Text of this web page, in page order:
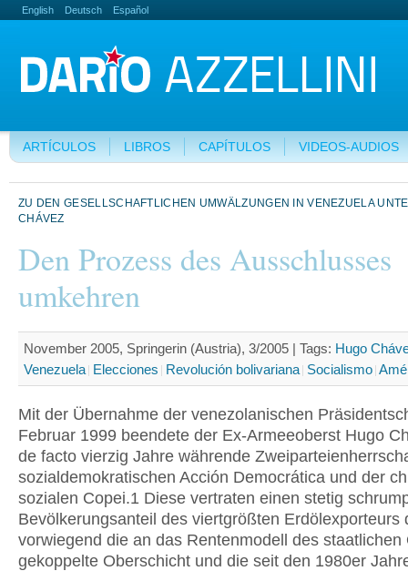
English Deutsch Español
ARTÍCULOS LIBROS CAPÍTULOS VIDEOS-AUDIOS
ZU DEN GESELLSCHAFTLICHEN UMWÄLZUNGEN IN VENEZUELA
CHÁVEZ
Den Prozess des Ausschlusses
umkehren
November 2005, Springerin (Austria), 3/2005 | Tags: Hugo
Venezuela Elecciones Revolución bolivariana Socialismo
Mit der Übernahme der venezolanischen
Februar 1999 beendete der Ex-Armeeoberst Hugo
de facto vierzig Jahre währende
sozialdemokratischen Acción Democrática und der
sozialen Copei.1 Diese vertraten einen stetig
Bevölkerungsanteil des viertgrößten Erdölexporteurs
vorwiegend die an das Rentenmodell des staatlichen
gekoppelte Oberschicht und die seit den 1980er